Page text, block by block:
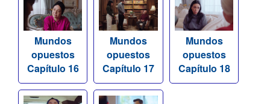
Mundos
opuestos
Capítulo 16
Mundos
opuestos
Capítulo 17
Mundos
opuestos
Capítulo 18